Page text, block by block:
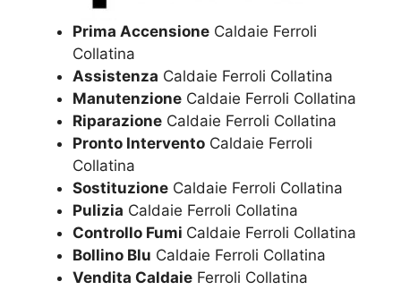
Prima Accensione Caldaie Ferroli
Collatina
Assistenza Caldaie Ferroli Collatina
Manutenzione Caldaie Ferroli Collatina
Riparazione Caldaie Ferroli Collatina
Pronto Intervento Caldaie Ferroli
Collatina
Sostituzione Caldaie Ferroli Collatina
Pulizia Caldaie Ferroli Collatina
Controllo Fumi Caldaie Ferroli Collatina
Bollino Blu Caldaie Ferroli Collatina
Vendita Caldaie Ferroli Collatina